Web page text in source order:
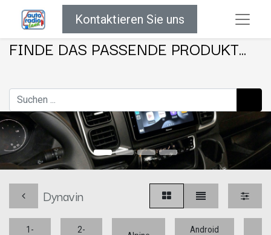
Kontaktieren Sie uns
FINDE DAS PASSENDE PRODUKT...
Dynavin
1-
2-
Android